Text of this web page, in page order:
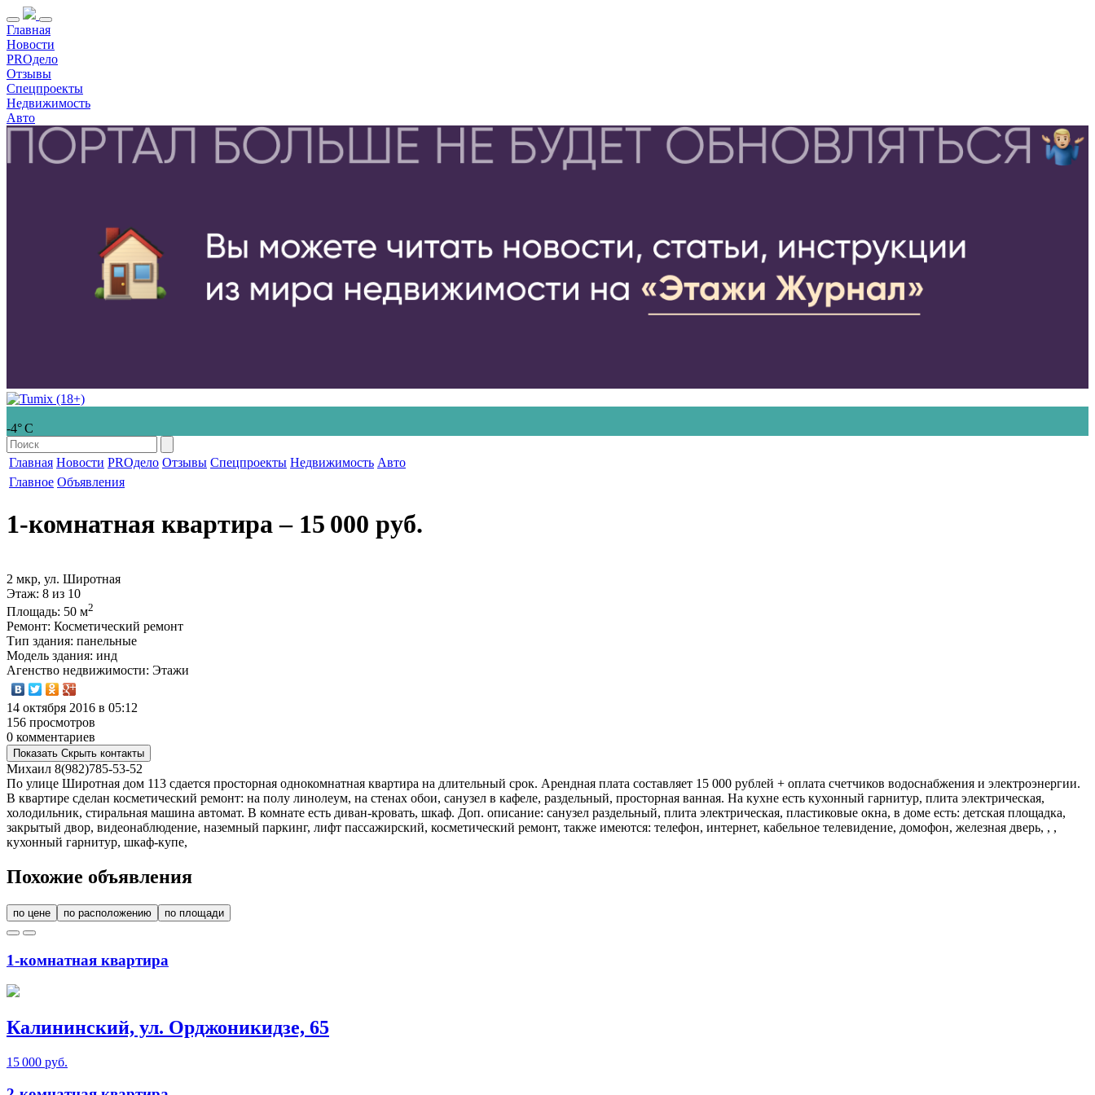
Главная
Новости
PROдело
Отзывы
Спецпроекты
Недвижимость
Авто
-4° С
Главная Новости PROдело Отзывы Спецпроекты Недвижимость Авто
Главное Объявления
1-комнатная квартира‒ 15 000 руб.
2 мкр, ул. Широтная
Этаж: 8 из 10
Площадь: 50 м2
Ремонт: Косметический ремонт
Тип здания: панельные
Модель здания: инд
Агенство недвижимости: Этажи
14 октября 2016 в 05:12
156 просмотров
0 комментариев
Показать Скрыть контакты
Михаил 8(982)785-53-52
По улице Широтная дом 113 сдается просторная однокомнатная квартира на длительный срок. Арендная плата составляет 15 000 рублей + оплата счетчиков водоснабжения и электроэнергии.
В квартире сделан косметический ремонт: на полу линолеум, на стенах обои, санузел в кафеле, раздельный, просторная ванная. На кухне есть кухонный гарнитур, плита электрическая,
холодильник, стиральная машина автомат. В комнате есть диван-кровать, шкаф. Доп. описание: санузел раздельный, плита электрическая, пластиковые окна, в доме есть: детская площадка,
закрытый двор, видеонаблюдение, наземный паркинг, лифт пассажирский, косметический ремонт, также имеются: телефон, интернет, кабельное телевидение, домофон, железная дверь, , ,
кухонный гарнитур, шкаф-купе,
Похожие объявления
по цене по расположению по площади
1-комнатная квартира
Калининский, ул. Орджоникидзе, 65
15 000 руб.